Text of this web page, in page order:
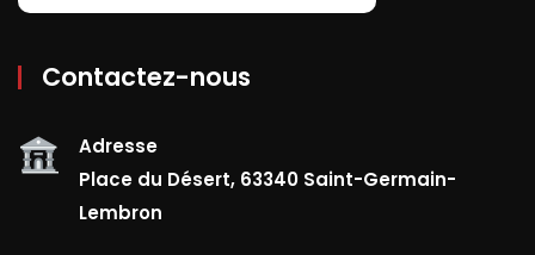
Contactez-nous
Adresse
Place du Désert, 63340 Saint-Germain-
Lembron